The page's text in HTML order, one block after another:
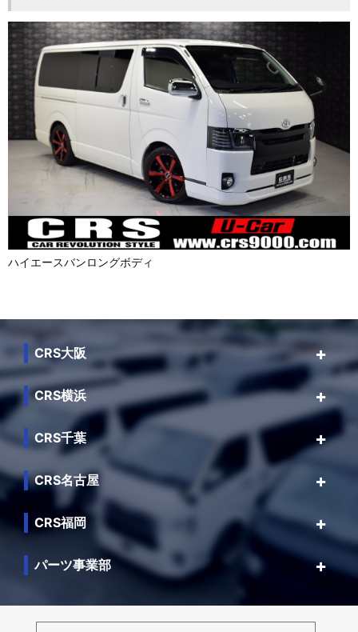
ハイエースバンロングボディ
CRS大阪
CRS横浜
CRS千葉
CRS名古屋
CRS福岡
パーツ事業部